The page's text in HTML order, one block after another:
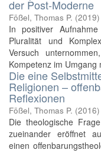
der Post-Moderne
Fößel, Thomas P. (2019)
In positiver
Pluralität und
Versuch
Kompetenz im Umgang
Die eine
Religionen –
Reflexionen
Fößel, Thomas P. (2016)
Die theologische
zueinander eröffnet
einen